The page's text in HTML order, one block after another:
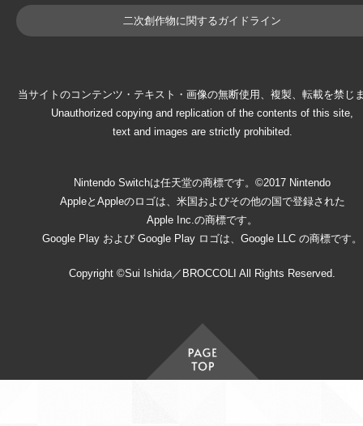
二次創作物に関するガイドライン
当サイトのコンテンツ・テキスト・画像の無断使用、複製、転載を禁じ
Unauthorized copying and replication of the contents of this site,
text and images are strictly prohibited.
Nintendo Switchは任天堂の商標です。©2017 Nintendo
AppleとAppleのロゴは、米国およびその他の国で登録された
Apple Inc.の商標です。
Google Play および Google Play ロゴは、Google LLC の商標です。
Copyright ©Sui Ishida／BROCCOLI All Rights Reserved.